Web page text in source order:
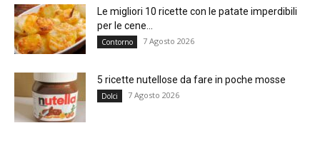
Le migliori 10 ricette con le patate imperdibili
per le cene...
Contorno 7 Agosto 2026
5 ricette nutellose da fare in poche mosse
Dolci 7 Agosto 2026